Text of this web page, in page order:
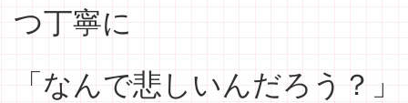
つ丁寧に
「なんで悲しいんだろう？」